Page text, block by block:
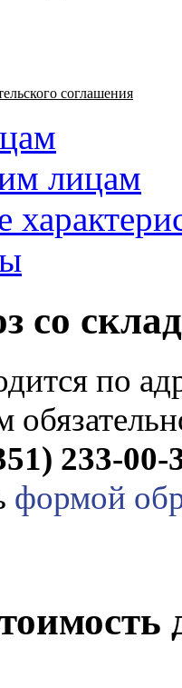
соглашения
лицам
со
по
233-00-
формой